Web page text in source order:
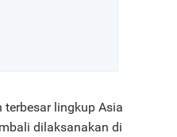
lingkup Asia
dilaksanakan di